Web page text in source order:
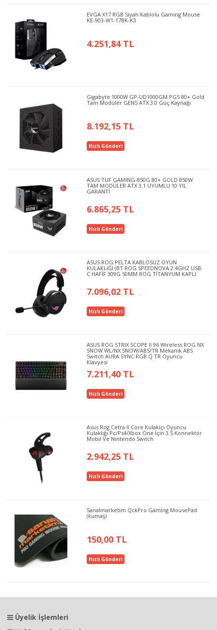
EVGA X17 RGB Siyah Kablolu Gaming Mouse
KE-903-W1-17BK-K3
4.251,84 TL
Gigabyte 1000W GP-UD1000GM PG5 80+ Gold
Tam Modüler GEN5 ATX 3.0 Güç Kaynağı
8.192,15 TL
Hızlı Gönderi
ASUS TUF GAMING-850G 80+ GOLD 850W
TAM MODÜLER ATX 3.1 UYUMLU 10 YIL
GARANTİ
6.865,25 TL
Hızlı Gönderi
ASUS ROG PELTA KABLOSUZ OYUN
KULAKLIĞI (BT ROG SPEEDNOVA 2.4GHZ USB-
C HAFİF 309G 50MM ROG TİTANYUM KAPLI
7.096,02 TL
Hızlı Gönderi
ASUS ROG STRIX SCOPE II 96 Wireless ROG NX
SNOW WL/NX SNOW/ABS/TR Mekanik ABS
Switch AURA SYNC RGB Q TR Oyuncu
Klavyesi
7.211,40 TL
Hızlı Gönderi
Asus Rog Cetra II Core Kulakiçi Oyuncu
Kulaklığı Pc/Ps4/Xbox One İçin 3.5 Konnektör
Mobil Ve Nıntendo Swıtch
2.942,25 TL
Hızlı Gönderi
Sanalmarketim QckPro Gaming MousePad
(kumaş)
150,00 TL
Hızlı Gönderi
Üyelik İşlemleri